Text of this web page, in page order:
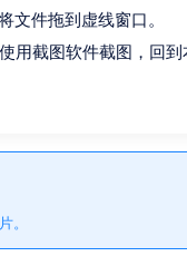
文件拖到虚线窗口。
用截图软件截图，回到
。